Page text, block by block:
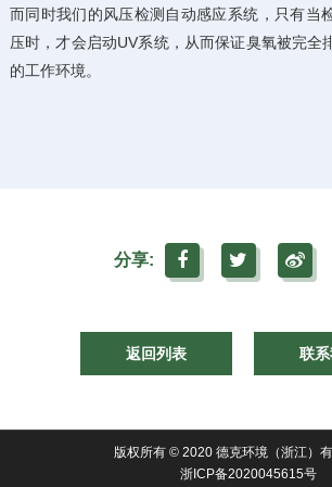
而同时我们的风压检测自动感应系统，只有当
压时，才会启动UV系统，从而保证臭氧被完全
的工作环境。
分享:
返回列表 联
版权所有 © 2020 德克环境（浙江）
浙ICP备2020045615号